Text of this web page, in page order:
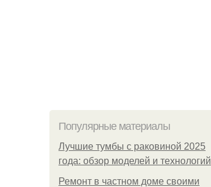
Популярные материалы
Лучшие тумбы с раковиной 2025
года: обзор моделей и технологий
Ремонт в частном доме своими